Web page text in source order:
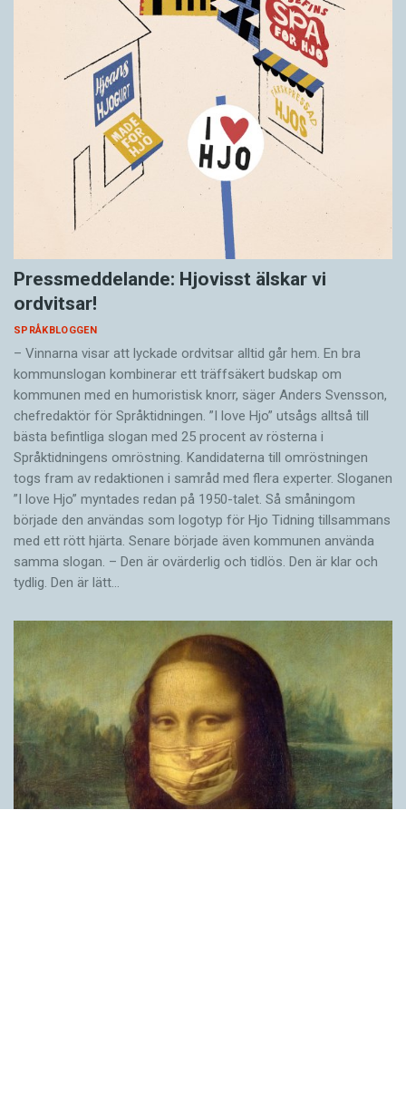
Pressmeddelande: Hjovisst älskar vi
ordvitsar!
SPRÅKBLOGGEN
– Vinnarna visar att lyckade ordvitsar alltid går hem. En bra
kommunslogan kombinerar ett träffsäkert budskap om
kommunen med en humoristisk knorr, säger Anders Svensson,
chefredaktör för Språktidningen. ”I love Hjo” utsågs alltså till
bästa befintliga slogan med 25 procent av rösterna i
Språktidningens omröstning. Kandidaterna till omröstningen
togs fram av redaktionen i samråd med flera experter. Sloganen
”I love Hjo” myntades redan på 1950-talet. Så småningom
började den användas som logotyp för Hjo Tidning tillsammans
med ett rött hjärta. Senare började även kommunen använda
samma slogan. – Den är ovärderlig och tidlös. Den är klar och
tydlig. Den är lätt…